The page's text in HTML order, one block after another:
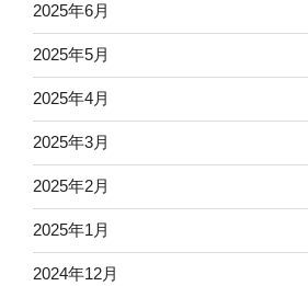
2025年6月
2025年5月
2025年4月
2025年3月
2025年2月
2025年1月
2024年12月